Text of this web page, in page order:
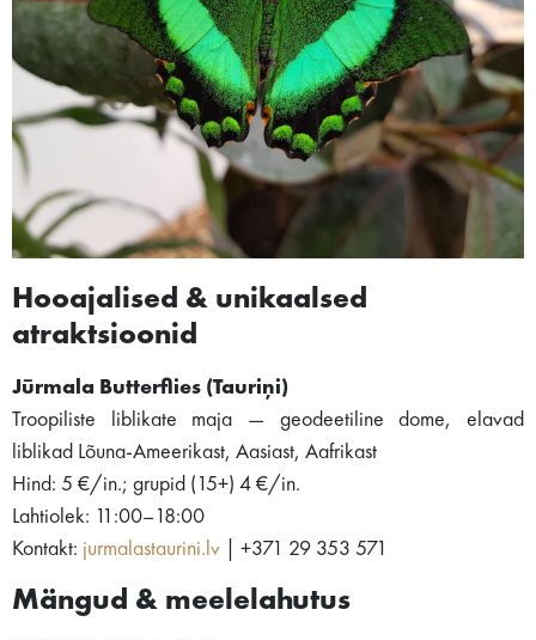
Hooajalised & unikaalsed
atraktsioonid
Jūrmala Butterflies (Tauriņi)
Troopiliste liblikate maja — geodeetiline dome, elavad
liblikad Lõuna-Ameerikast, Aasiast, Aafrikast
Hind: 5 €/in.; grupid (15+) 4 €/in.
Lahtiolek: 11:00–18:00
Kontakt: jurmalastaurini.lv | +371 29 353 571
Mängud & meelelahutus